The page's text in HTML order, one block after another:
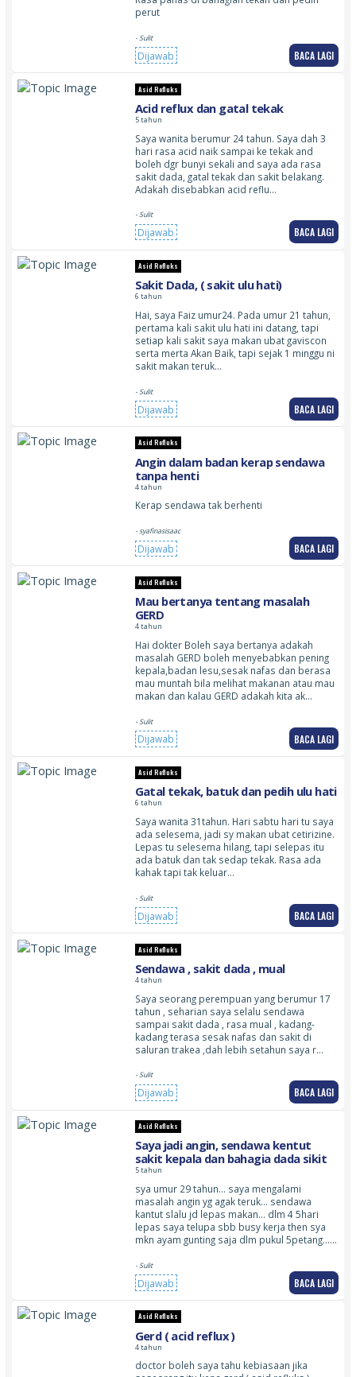
perut
- Sulit
Dijawab BACA LAGI
Asid Refluks
Acid reflux dan gatal tekak
5 tahun
Saya wanita berumur 24 tahun. Saya dah 3
hari rasa acid naik sampai ke tekak and
boleh dgr bunyi sekali and saya ada rasa
sakit dada, gatal tekak dan sakit belakang.
Adakah disebabkan acid reflu…
- Sulit
Dijawab BACA LAGI
Asid Refluks
Sakit Dada, ( sakit ulu hati)
6 tahun
Hai, saya Faiz umur24. Pada umur 21 tahun,
pertama kali sakit ulu hati ini datang, tapi
setiap kali sakit saya makan ubat gaviscon
serta merta Akan Baik, tapi sejak 1 minggu ni
sakit makan teruk…
- Sulit
Dijawab BACA LAGI
Asid Refluks
Angin dalam badan kerap sendawa
tanpa henti
4 tahun
Kerap sendawa tak berhenti
- syafinasisaac
Dijawab BACA LAGI
Asid Refluks
Mau bertanya tentang masalah
GERD
4 tahun
Hai dokter Boleh saya bertanya adakah
masalah GERD boleh menyebabkan pening
kepala,badan lesu,sesak nafas dan berasa
mau muntah bila melihat makanan atau mau
makan dan kalau GERD adakah kita ak…
- Sulit
Dijawab BACA LAGI
Asid Refluks
Gatal tekak, batuk dan pedih ulu hati
6 tahun
Saya wanita 31tahun. Hari sabtu hari tu saya
ada selesema, jadi sy makan ubat cetirizine.
Lepas tu selesema hilang, tapi selepas itu
ada batuk dan tak sedap tekak. Rasa ada
kahak tapi tak keluar…
- Sulit
Dijawab BACA LAGI
Asid Refluks
Sendawa , sakit dada , mual
4 tahun
Saya seorang perempuan yang berumur 17
tahun , seharian saya selalu sendawa
sampai sakit dada , rasa mual , kadang-
kadang terasa sesak nafas dan sakit di
saluran trakea ,dah lebih setahun saya r…
- Sulit
Dijawab BACA LAGI
Asid Refluks
Saya jadi angin, sendawa kentut
sakit kepala dan bahagia dada sikit
5 tahun
sya umur 29 tahun… saya mengalami
masalah angin yg agak teruk… sendawa
kantut slalu jd lepas makan… dlm 4 5hari
lepas saya telupa sbb busy kerja then sya
mkn ayam gunting saja dlm pukul 5petang……
- Sulit
Dijawab BACA LAGI
Asid Refluks
Gerd ( acid reflux )
4 tahun
doctor boleh saya tahu kebiasaan jika